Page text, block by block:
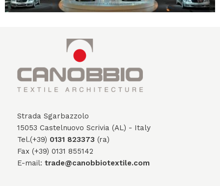
Strada Sgarbazzolo
15053 Castelnuovo Scrivia (AL) - Italy
Tel.(+39) 0131 823373 (ra)
Fax (+39) 0131 855142
E-mail: trade@canobbiotextile.com